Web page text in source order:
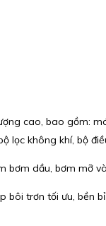
cao, bao gồm:
lọc không khí, bộ
dầu, bơm mỡ
trơn tối ưu, bền